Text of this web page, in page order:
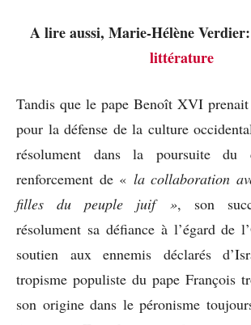
A lire aussi, Marie-Hélène Verdier:
littérature
Tandis que le pape Benoît XVI
pour la défense de la culture
résolument dans la poursuite
renforcement de « la collaboration
filles du peuple juif », son
résolument sa défiance à l’égard de
soutien aux ennemis déclarés
tropisme populiste du pape François
son origine dans le péronisme